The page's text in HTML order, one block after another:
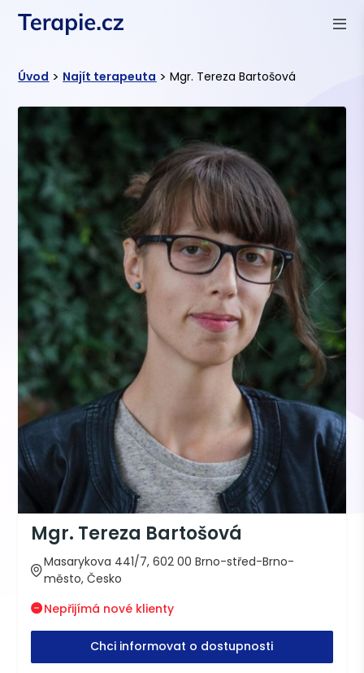
Úvod > Najít terapeuta > Mgr. Tereza Bartošová
Mgr. Tereza Bartošová
Masarykova 441/7, 602 00 Brno-střed-Brno-
město, Česko
Nepřijímá nové klienty
Chci informovat o dostupnosti